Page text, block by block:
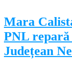
Mara
PNL
Județean